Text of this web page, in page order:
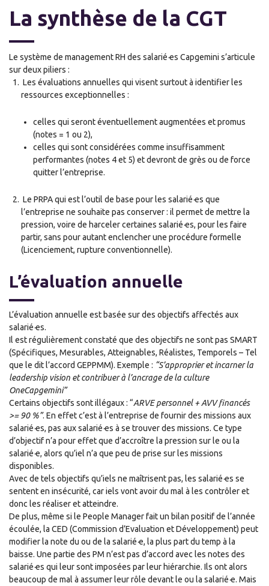
La synthèse de la CGT
Le système de management RH des salarié·es Capgemini s’articule
sur deux piliers :
Les évaluations annuelles qui visent surtout à identifier les
ressources exceptionnelles :
celles qui seront éventuellement augmentées et promus
(notes = 1 ou 2),
celles qui sont considérées comme insuffisamment
performantes (notes 4 et 5) et devront de grès ou de force
quitter l’entreprise.
Le PRPA qui est l’outil de base pour les salarié·es que
l’entreprise ne souhaite pas conserver : il permet de mettre la
pression, voire de harceler certaines salarié·es, pour les faire
partir, sans pour autant enclencher une procédure formelle
(Licenciement, rupture conventionnelle).
L’évaluation annuelle
L’évaluation annuelle est basée sur des objectifs affectés aux
salarié·es.
Il est régulièrement constaté que des objectifs ne sont pas SMART
(Spécifiques, Mesurables, Atteignables, Réalistes, Temporels – Tel
que le dit l’accord GEPPMM). Exemple : “S’approprier et incarner la
leadership vision et contribuer à l’ancrage de la culture
OneCapgemini”
Certains objectifs sont illégaux : “ARVE personnel + AVV financés
>= 90 %”. En effet c’est à l’entreprise de fournir des missions aux
salarié·es, pas aux salarié·es à se trouver des missions. Ce type
d’objectif n’a pour effet que d’accroître la pression sur le ou la
salarié·e, alors qu’iel n’a que peu de prise sur les missions
disponibles.
Avec de tels objectifs qu’iels ne maîtrisent pas, les salarié·es se
sentent en insécurité, car iels vont avoir du mal à les contrôler et
donc les réaliser et atteindre.
De plus, même si le People Manager fait un bilan positif de l’année
écoulée, la CED (Commission d’Evaluation et Développement) peut
modifier la note du ou de la salarié·e, la plus part du temp à la
baisse. Une partie des PM n’est pas d’accord avec les notes des
salarié·es qui leur sont imposées par leur hiérarchie. Ils ont alors
beaucoup de mal à assumer leur rôle devant le ou la salarié·e. Mais